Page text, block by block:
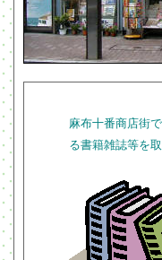
麻布十番商店街
る書籍雑誌等を